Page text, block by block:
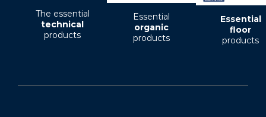
The essential
technical
products
Essential
organic
products
Essential
floor
products